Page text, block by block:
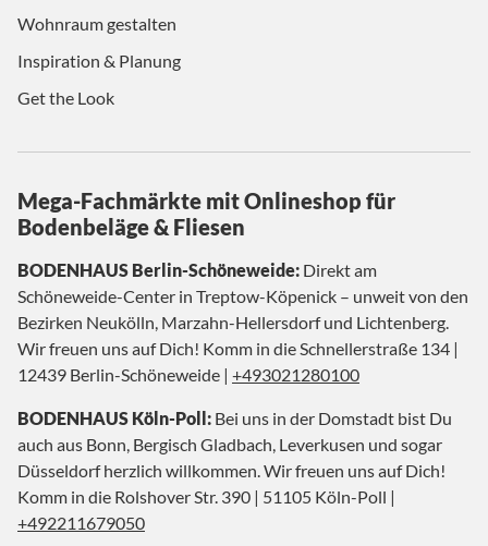
Wohnraum gestalten
Inspiration & Planung
Get the Look
Mega-Fachmärkte mit Onlineshop für
Bodenbeläge & Fliesen
BODENHAUS Berlin-Schöneweide: Direkt am
Schöneweide-Center in Treptow-Köpenick – unweit von den
Bezirken Neukölln, Marzahn-Hellersdorf und Lichtenberg.
Wir freuen uns auf Dich! Komm in die Schnellerstraße 134 |
12439 Berlin-Schöneweide | +493021280100
BODENHAUS Köln-Poll: Bei uns in der Domstadt bist Du
auch aus Bonn, Bergisch Gladbach, Leverkusen und sogar
Düsseldorf herzlich willkommen. Wir freuen uns auf Dich!
Komm in die Rolshover Str. 390 | 51105 Köln-Poll |
+492211679050